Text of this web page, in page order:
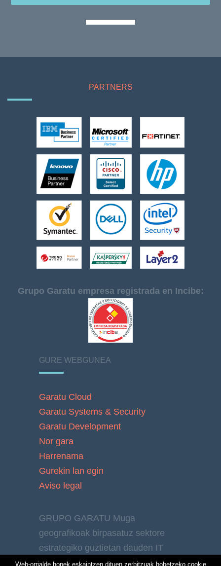
PARTNERS
Grupo Garatu empresa registrada en Incibe:
GURE WEBGUNEA
Garatu Cloud
Garatu Systems & Security
Garatu Development
Nor gara
Harrenama
Gurekin lan egin
Aviso legal
GRUPO GARATU Muga
geografikoak birpasatuz sektore
estrategiko guztietan dauden IT
hornitzaileak.
Web-orrialde honek eskaintzen dituen zerbitzuak hobetzeko cookie